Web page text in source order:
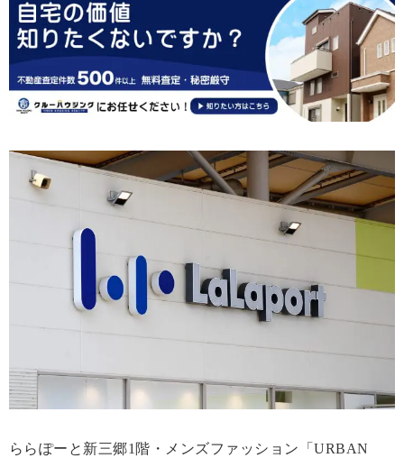
ららぽーと新三郷1階・メンズファッション「URBAN